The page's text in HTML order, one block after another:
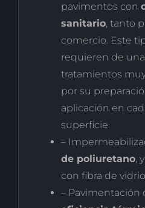
pavimentos con
sanitario, tanto
comercio. Este
requieren de
tratamientos
por su
aplicación en
superficie.
–
de poliuretano,
con fibra de
– Pavimentación